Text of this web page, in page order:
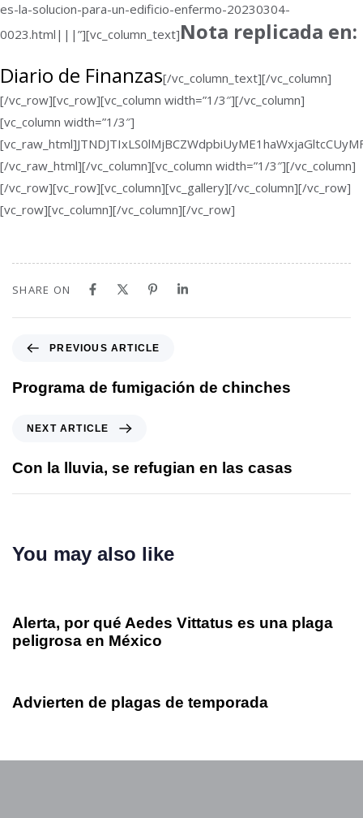
es-la-solucion-para-un-edificio-enfermo-20230304-
0023.html|||”][vc_column_text]Nota replicada en:
Diario de Finanzas[/vc_column_text][/vc_column]
[/vc_row][vc_row][vc_column width=”1/3″][/vc_column]
[vc_column width=”1/3″]
[/vc_raw_html][/vc_column][vc_column width=”1/3″][/vc_column]
[/vc_row][vc_row][vc_column][vc_gallery][/vc_column][/vc_row]
[vc_row][vc_column][/vc_column][/vc_row]
SHARE ON
PREVIOUS ARTICLE
Programa de fumigación de chinches
NEXT ARTICLE
Con la lluvia, se refugian en las casas
You may also like
Alerta, por qué Aedes Vittatus es una plaga
peligrosa en México
Advierten de plagas de temporada